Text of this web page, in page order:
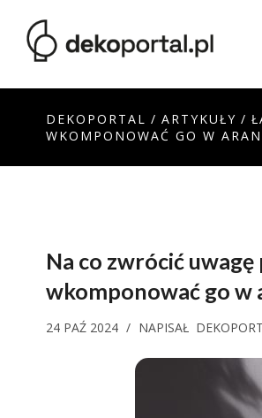
DEKOPORTAL / ARTYKUŁY /
WKOMPONOWAĆ GO W
Na co zwrócić
wkomponować go w
24 PAŹ 2024 / NAPISAŁ